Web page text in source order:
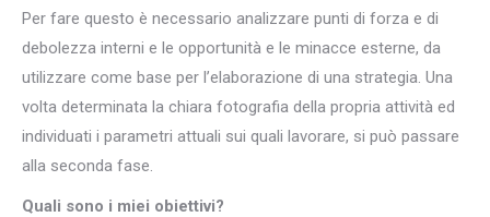
Per fare questo è necessario analizzare punti di forza e di
debolezza interni e le opportunità e le minacce esterne, da
utilizzare come base per l’elaborazione di una strategia. Una
volta determinata la chiara fotografia della propria attività ed
individuati i parametri attuali sui quali lavorare, si può passare
alla seconda fase.
Quali sono i miei obiettivi?